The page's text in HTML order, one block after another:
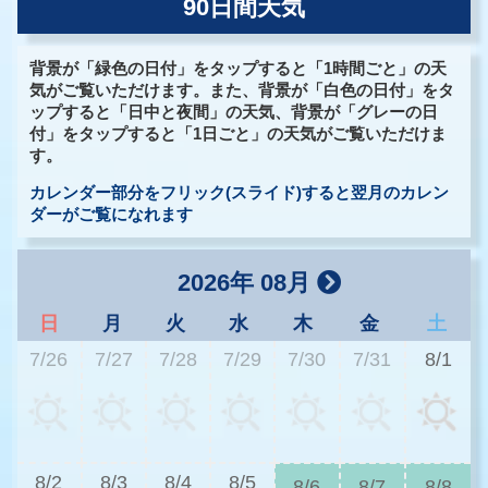
90日間天気
背景が「緑色の日付」をタップすると「1時間ごと」の天
気がご覧いただけます。また、背景が「白色の日付」をタ
ップすると「日中と夜間」の天気、背景が「グレーの日
付」をタップすると「1日ごと」の天気がご覧いただけま
す。
カレンダー部分をフリック(スライド)すると翌月のカレン
ダーがご覧になれます
2026年 08月
日 月 火 水 木 金
土
7/26
7/27 7/28 7/29 7/30 7/31 8/1
8/2 8/3 8/4 8/5